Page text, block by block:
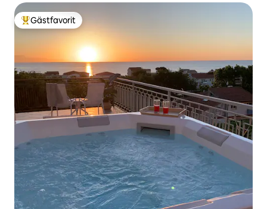
Populär gästfavorit
Gästfavorit